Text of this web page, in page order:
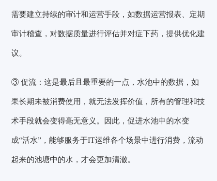
需要建立持续的审计和运营手段 ，如数据运营报表、定期
审计稽查，对数据质量进行评估并对症下药，提供优化建
议。
③ 促流：这是最后且最重要的一点，水池中的数据，如
果长期未被消费使用，就无法发挥价值，所有的管理和技
术手段就会变得毫无意义。因此，促进水池中的水变
成“活水”，能够服务于IT运维各个场景中进行消费 ，流动
起来的池塘中的水，才会更加清澈。